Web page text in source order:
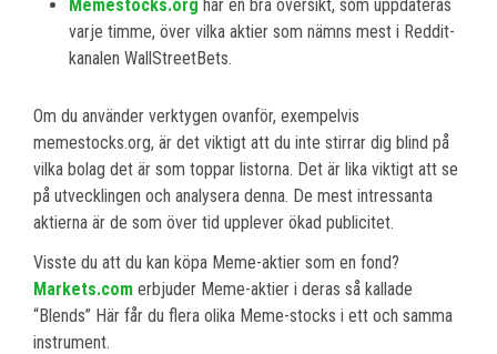
Memestocks.org har en bra översikt, som uppdateras
varje timme, över vilka aktier som nämns mest i Reddit-
kanalen WallStreetBets.
Om du använder verktygen ovanför, exempelvis
memestocks.org, är det viktigt att du inte stirrar dig blind på
vilka bolag det är som toppar listorna. Det är lika viktigt att se
på utvecklingen och analysera denna. De mest intressanta
aktierna är de som över tid upplever ökad publicitet.
Visste du att du kan köpa Meme-aktier som en fond?
Markets.com erbjuder Meme-aktier i deras så kallade
“Blends” Här får du flera olika Meme-stocks i ett och samma
instrument.